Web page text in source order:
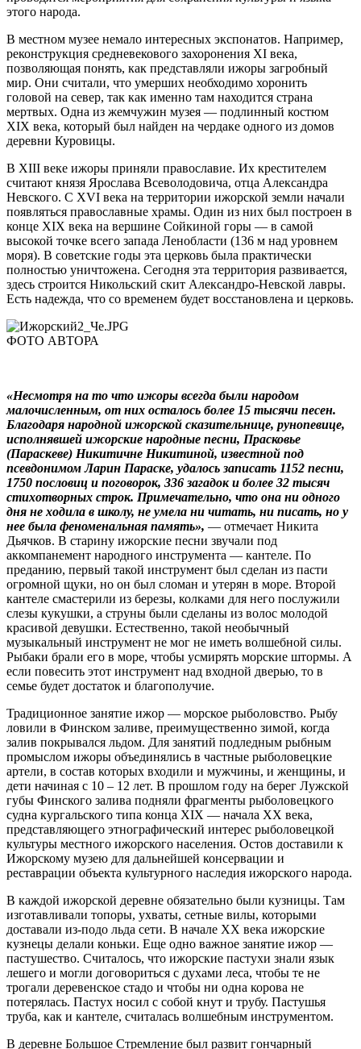
этого народа.
В местном музее немало интересных экспонатов. Например,
реконструкция средневекового захоронения XI века,
позволяющая понять, как представляли ижоры загробный
мир. Они считали, что умерших необходимо хоронить
головой на север, так как именно там находится страна
мертвых. Одна из жемчужин музея — подлинный костюм
XIX века, который был найден на чердаке одного из домов
деревни Куровицы.
В XIII веке ижоры приняли православие. Их крестителем
считают князя Ярослава Всеволодовича, отца Александра
Невского. С XVI века на территории ижорской земли начали
появляться православные храмы. Один из них был построен в
конце XIX века на вершине Сойкиной горы — в самой
высокой точке всего запада Ленобласти (136 м над уровнем
моря). В советские годы эта церковь была практически
полностью уничтожена. Сегодня эта территория развивается,
здесь строится Никольский скит Александро-Невской лавры.
Есть надежда, что со временем будет восстановлена и церковь.
ФОТО АВТОРА
«Несмотря на то что ижоры всегда были народом
малочисленным, от них осталось более 15 тысячи песен.
Благодаря народной ижорской сказительнице, рунопевице,
исполнявшей ижорские народные песни, Прасковье
(Параскеве) Никитичне Никитиной, известной под
псевдонимом Ларин Параске, удалось записать 1152 песни,
1750 пословиц и поговорок, 336 загадок и более 32 тысяч
стихотворных строк. Примечательно, что она ни одного
дня не ходила в школу, не умела ни читать, ни писать, но у
нее была феноменальная память», — отмечает Никита
Дьячков. В старину ижорские песни звучали под
аккомпанемент народного инструмента — кантеле. По
преданию, первый такой инструмент был сделан из пасти
огромной щуки, но он был сломан и утерян в море. Второй
кантеле смастерили из березы, колками для него послужили
слезы кукушки, а струны были сделаны из волос молодой
красивой девушки. Естественно, такой необычный
музыкальный инструмент не мог не иметь волшебной силы.
Рыбаки брали его в море, чтобы усмирять морские штормы. А
если повесить этот инструмент над входной дверью, то в
семье будет достаток и благополучие.
Традиционное занятие ижор — морское рыболовство. Рыбу
ловили в Финском заливе, преимущественно зимой, когда
залив покрывался льдом. Для занятий подледным рыбным
промыслом ижоры объединялись в частные рыболовецкие
артели, в состав которых входили и мужчины, и женщины, и
дети начиная с 10 – 12 лет. В прошлом году на берег Лужской
губы Финского залива подняли фрагменты рыболовецкого
судна кургальского типа конца ХIХ — начала ХХ века,
представляющего этнографический интерес рыболовецкой
культуры местного ижорского населения. Остов доставили к
Ижорскому музею для дальнейшей консервации и
реставрации объекта культурного наследия ижорского народа.
В каждой ижорской деревне обязательно были кузницы. Там
изготавливали топоры, ухваты, сетные вилы, которыми
доставали из‑подо льда сети. В начале XX века ижорские
кузнецы делали коньки. Еще одно важное занятие ижор —
пастушество. Считалось, что ижорские пастухи знали язык
лешего и могли договориться с духами леса, чтобы те не
трогали деревенское стадо и чтобы ни одна корова не
потерялась. Пастух носил с собой кнут и трубу. Пастушья
труба, как и кантеле, считалась волшебным инструментом.
В деревне Большое Стремление был развит гончарный